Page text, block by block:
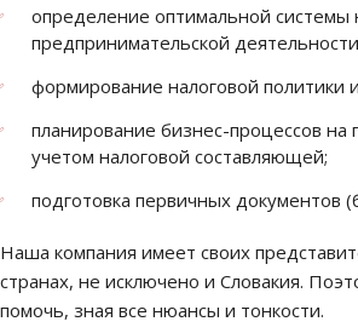
определение оптимальной системы
предпринимательской
формирование налоговой политики
планирование бизнес-процессов на
учетом налоговой составляющей;
подготовка первичных документов
Наша компания имеет своих
странах, не исключено и Словакия.
помочь, зная все нюансы и тонкости.